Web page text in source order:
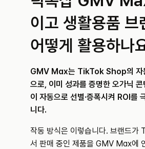
이고 생활용품 브
어떻게 활용하나
GMV Max는 TikTok Shop의 자
으로, 이미 성과를 증명한 오가닉
이 자동으로 선별·증폭시켜 ROI를
니다.
작동 방식은 이렇습니다. 브랜드가
서 판매 중인 제품을 GMV Max에